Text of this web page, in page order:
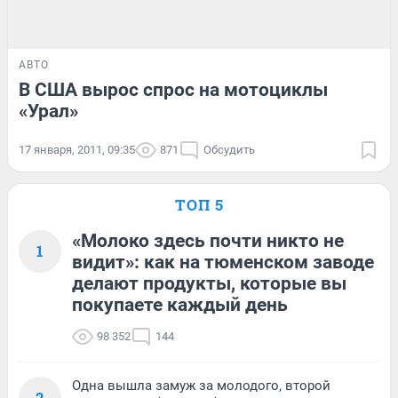
АВТО
В США вырос спрос на мотоциклы
«Урал»
17 января, 2011, 09:35 871 Обсудить
ТОП 5
1
«Молоко здесь почти никто не
видит»: как на тюменском заводе
делают продукты, которые вы
покупаете каждый день
98 352 144
Одна вышла замуж за молодого, второй